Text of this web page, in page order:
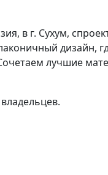
в г. Сухум,
дизайн,
лучшие